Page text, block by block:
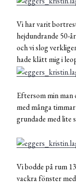
Vi har varit
hejdundrande 50-
och vi slog
hade klätt mig i
Eftersom min
med många
grundade med lite
Vi bodde på rum
vackra fönster